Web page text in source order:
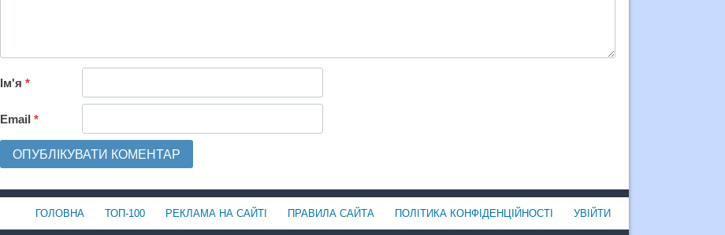
Ім'я *
Email *
ГОЛОВНА ТОП-100 РЕКЛАМА НА САЙТІ ПРАВИЛА САЙТА ПОЛІТИКА КОНФІДЕНЦІЙНОСТІ УВІЙТИ